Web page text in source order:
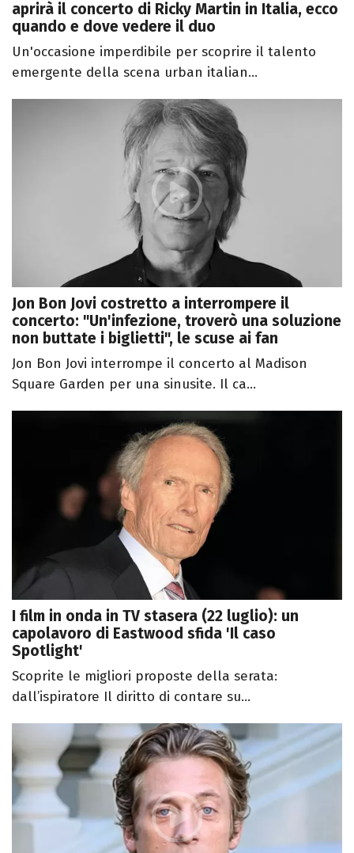
aprirà il concerto di Ricky Martin in Italia, ecco
quando e dove vedere il duo
Un'occasione imperdibile per scoprire il talento
emergente della scena urban italian...
Jon Bon Jovi costretto a interrompere il
concerto: "Un'infezione, troverò una soluzione
non buttate i biglietti", le scuse ai fan
Jon Bon Jovi interrompe il concerto al Madison
Square Garden per una sinusite. Il ca...
I film in onda in TV stasera (22 luglio): un
capolavoro di Eastwood sfida 'Il caso
Spotlight'
Scoprite le migliori proposte della serata:
dall’ispiratore Il diritto di contare su...